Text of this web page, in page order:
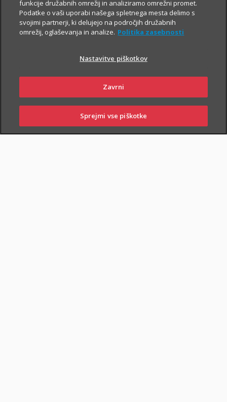
POSLOVALNICE
naročilo asistencepriporočamo uporabo digitalnih
poti, kjer so te na voljo.
Izberite asistenco in
naročite pomoč
funkcije družabnih omrežij in analiziramo omrežni promet.
Podatke o vaši uporabi našega spletnega mesta delimo s
svojimi partnerji, ki delujejo na področjih družabnih
omrežij, oglaševanja in analize. Politika zasebnosti
Nastavitve piškotkov
Zavrni
Sprejmi vse piškotke